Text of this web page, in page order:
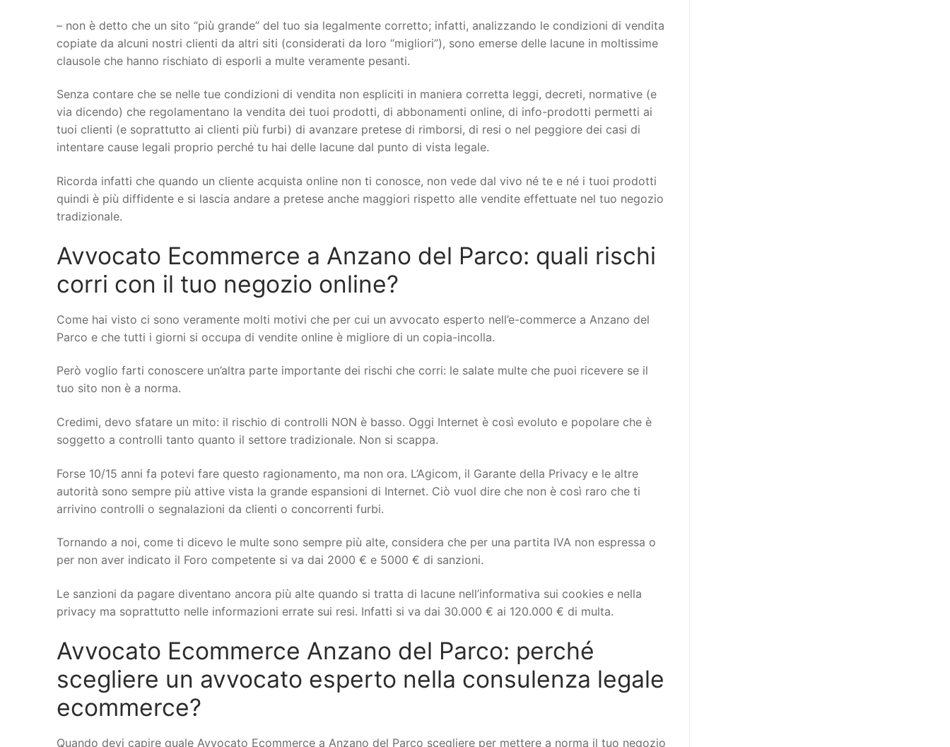
– non è detto che un sito “più grande” del tuo sia legalmente corretto; infatti, analizzando le condizioni di vendita
copiate da alcuni nostri clienti da altri siti (considerati da loro “migliori”), sono emerse delle lacune in moltissime
clausole che hanno rischiato di esporli a multe veramente pesanti.
Senza contare che se nelle tue condizioni di vendita non espliciti in maniera corretta leggi, decreti, normative (e
via dicendo) che regolamentano la vendita dei tuoi prodotti, di abbonamenti online, di info-prodotti permetti ai
tuoi clienti (e soprattutto ai clienti più furbi) di avanzare pretese di rimborsi, di resi o nel peggiore dei casi di
intentare cause legali proprio perché tu hai delle lacune dal punto di vista legale.
Ricorda infatti che quando un cliente acquista online non ti conosce, non vede dal vivo né te e né i tuoi prodotti
quindi è più diffidente e si lascia andare a pretese anche maggiori rispetto alle vendite effettuate nel tuo negozio
tradizionale.
Avvocato Ecommerce a Anzano del Parco: quali rischi
corri con il tuo negozio online?
Come hai visto ci sono veramente molti motivi che per cui un avvocato esperto nell’e-commerce a Anzano del
Parco e che tutti i giorni si occupa di vendite online è migliore di un copia-incolla.
Però voglio farti conoscere un’altra parte importante dei rischi che corri: le salate multe che puoi ricevere se il
tuo sito non è a norma.
Credimi, devo sfatare un mito: il rischio di controlli NON è basso. Oggi Internet è così evoluto e popolare che è
soggetto a controlli tanto quanto il settore tradizionale. Non si scappa.
Forse 10/15 anni fa potevi fare questo ragionamento, ma non ora. L’Agicom, il Garante della Privacy e le altre
autorità sono sempre più attive vista la grande espansioni di Internet. Ciò vuol dire che non è così raro che ti
arrivino controlli o segnalazioni da clienti o concorrenti furbi.
Tornando a noi, come ti dicevo le multe sono sempre più alte, considera che per una partita IVA non espressa o
per non aver indicato il Foro competente si va dai 2000 € e 5000 € di sanzioni.
Le sanzioni da pagare diventano ancora più alte quando si tratta di lacune nell’informativa sui cookies e nella
privacy ma soprattutto nelle informazioni errate sui resi. Infatti si va dai 30.000 € ai 120.000 € di multa.
Avvocato Ecommerce Anzano del Parco: perché
scegliere un avvocato esperto nella consulenza legale
ecommerce?
Quando devi capire quale Avvocato Ecommerce a Anzano del Parco scegliere per mettere a norma il tuo negozio